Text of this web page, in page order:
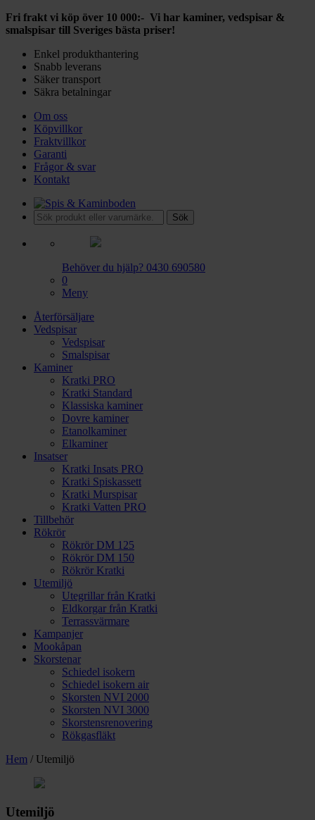
Fri frakt vi köp över 10 000:- Vi har kaminer, vedspisar &
smalspisar till Sveriges bästa priser!
Enkel produkthantering
Snabb leverans
Säker transport
Säkra betalningar
Om oss
Köpvillkor
Fraktvillkor
Garanti
Frågor & svar
Kontakt
Sök
Behöver du hjälp? 0430 690580
0
Meny
Återförsäljare
Vedspisar
Vedspisar
Smalspisar
Kaminer
Kratki PRO
Kratki Standard
Klassiska kaminer
Dovre kaminer
Etanolkaminer
Elkaminer
Insatser
Kratki Insats PRO
Kratki Spiskassett
Kratki Murspisar
Kratki Vatten PRO
Tillbehör
Rökrör
Rökrör DM 125
Rökrör DM 150
Rökrör Kratki
Utemiljö
Utegrillar från Kratki
Eldkorgar från Kratki
Terrassvärmare
Kampanjer
Mookåpan
Skorstenar
Schiedel isokern
Schiedel isokern air
Skorsten NVI 2000
Skorsten NVI 3000
Skorstensrenovering
Rökgasfläkt
Hem / Utemiljö
Utemiljö